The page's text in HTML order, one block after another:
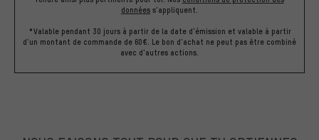
données s'appliquent.
*Valable pendant 30 jours à partir de la date d'émission et valable à partir
d'un montant de commande de 60€. Le bon d'achat ne peut pas être combiné
avec d'autres actions.